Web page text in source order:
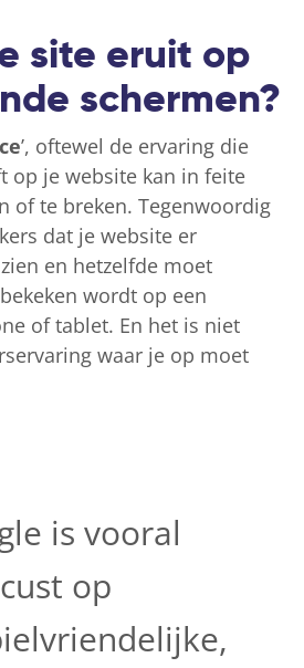
site eruit op
schermen?
’, oftewel de ervaring die
op je website kan in feite
of te breken. Tegenwoordig
dat je website er
en hetzelfde moet
wordt op een
of tablet. En het is niet
waar je op moet
is vooral
op